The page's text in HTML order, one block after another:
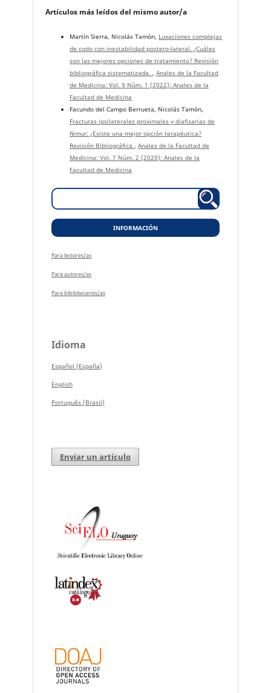
Artículos más leídos del mismo autor/a
Martín Sierra, Nicolás Tamón, Luxaciones complejas
de codo con inestabilidad postero-lateral. ¿Cuáles
son las mejores opciones de tratamiento? Revisión
bibliográfica sistematizada. , Anales de la Facultad
de Medicina: Vol. 9 Núm. 1 (2022): Anales de la
Facultad de Medicina
Facundo del Campo Berrueta, Nicolás Tamón,
Fracturas ipsilaterales proximales y diafisarias de
fémur: ¿Existe una mejor opción terapéutica?
Revisión Bibliográfica , Anales de la Facultad de
Medicina: Vol. 7 Núm. 2 (2020): Anales de la
Facultad de Medicina
INFORMACIÓN
Para lectores/as
Para autores/as
Para bibliotecarios/as
Idioma
Español (España)
English
Português (Brasil)
Enviar un artículo